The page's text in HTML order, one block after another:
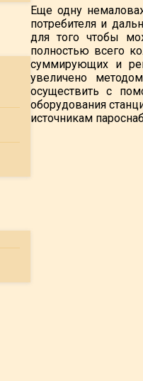
Еще одну
потребителя и
для того чтобы
полностью всего
суммирующих и
увеличено
осуществить с
оборудования
источникам